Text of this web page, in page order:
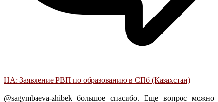
НА: Заявление РВП по образованию в СПб (Казахстан)
@sagymbaeva-zhibek большое спасибо. Еще вопрос можно